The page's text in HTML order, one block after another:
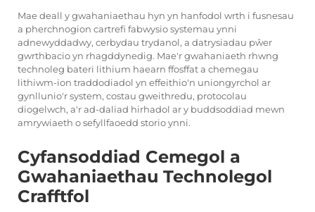
Mae deall y gwahaniaethau hyn yn hanfodol wrth i fusnesau
a pherchnogion cartrefi fabwysio systemau ynni
adnewyddadwy, cerbydau trydanol, a datrysiadau pŵer
gwrthbacio yn rhagddynedig. Mae'r gwahaniaeth rhwng
technoleg bateri lithium haearn ffosffat a chemegau
lithiwm-ion traddodiadol yn effeithio'n uniongyrchol ar
gynllunio'r system, costau gweithredu, protocolau
diogelwch, a'r ad-daliad hirhadol ar y buddsoddiad mewn
amrywiaeth o sefyllfaoedd storio ynni.
Cyfansoddiad Cemegol a
Gwahaniaethau Technolegol
Crafftfol